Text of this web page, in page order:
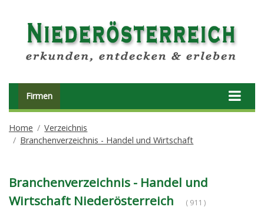
Firmen
Home
Verzeichnis
Branchenverzeichnis - Handel und Wirtschaft
Branchenverzeichnis - Handel und
Wirtschaft Niederösterreich
( 911 )